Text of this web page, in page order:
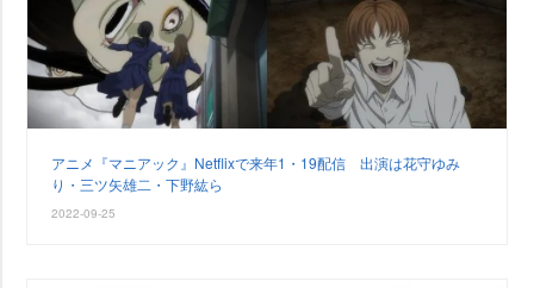
アニメ『マニアック』Netflixで来年1・19配信 出演は花守ゆみ
り・三ツ矢雄二・下野紘ら
2022-09-25